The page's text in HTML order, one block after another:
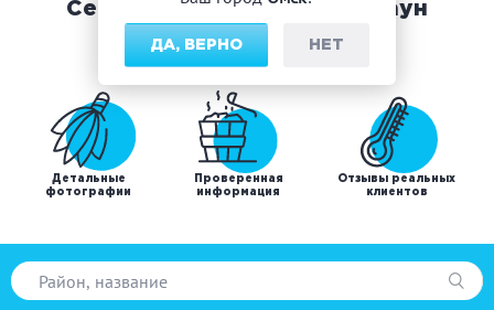
ДА, ВЕРНО НЕТ
Сервис по поиску бань и саун
Детальные
фотографии
Проверенная
информация
Отзывы реальных
клиентов